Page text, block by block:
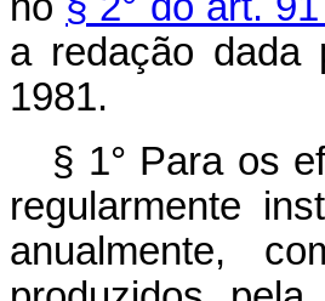
a redação dada
1981.
§ 1° Para os
regularmente
anualmente,